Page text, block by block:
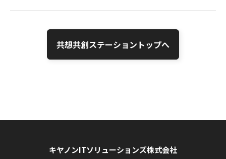
共想共創ステーショントップへ
キヤノンITソリューションズ株式会社